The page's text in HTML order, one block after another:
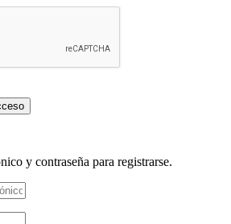
y contraseña para registrarse.